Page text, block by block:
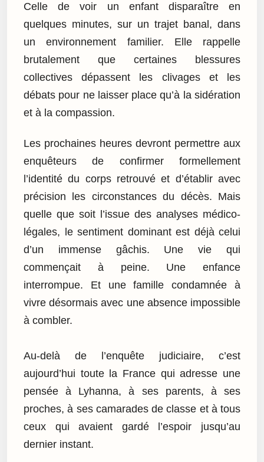
Celle de voir un enfant disparaître en
quelques minutes, sur un trajet banal, dans
un environnement familier. Elle rappelle
brutalement que certaines blessures
collectives dépassent les clivages et les
débats pour ne laisser place qu’à la sidération
et à la compassion.
Les prochaines heures devront permettre aux
enquêteurs de confirmer formellement
l’identité du corps retrouvé et d’établir avec
précision les circonstances du décès. Mais
quelle que soit l’issue des analyses médico-
légales, le sentiment dominant est déjà celui
d’un immense gâchis. Une vie qui
commençait à peine. Une enfance
interrompue. Et une famille condamnée à
vivre désormais avec une absence impossible
à combler.
Au-delà de l’enquête judiciaire, c’est
aujourd’hui toute la France qui adresse une
pensée à Lyhanna, à ses parents, à ses
proches, à ses camarades de classe et à tous
ceux qui avaient gardé l’espoir jusqu’au
dernier instant.